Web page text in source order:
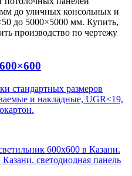
до уличных консольных и
до 5000×5000 мм. Купить,
производство по чертежу
стандартных размеров
и накладные, UGR<19,
600х600 в Казани.
светодиодная панель